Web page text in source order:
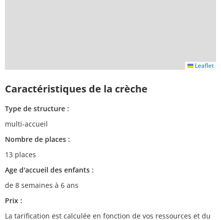
Leaflet
Caractéristiques de la crèche
Type de structure :
multi-accueil
Nombre de places :
13 places
Age d'accueil des enfants :
de 8 semaines à 6 ans
Prix :
La tarification est calculée en fonction de vos ressources et du